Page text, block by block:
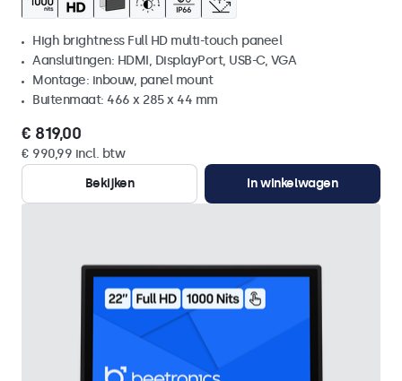
High brightness Full HD multi-touch paneel
Aansluitingen: HDMI, DisplayPort, USB-C, VGA
Montage: inbouw, panel mount
Buitenmaat: 466 x 285 x 44 mm
€ 819,00
€ 990,99 incl. btw
Bekijken
In winkelwagen